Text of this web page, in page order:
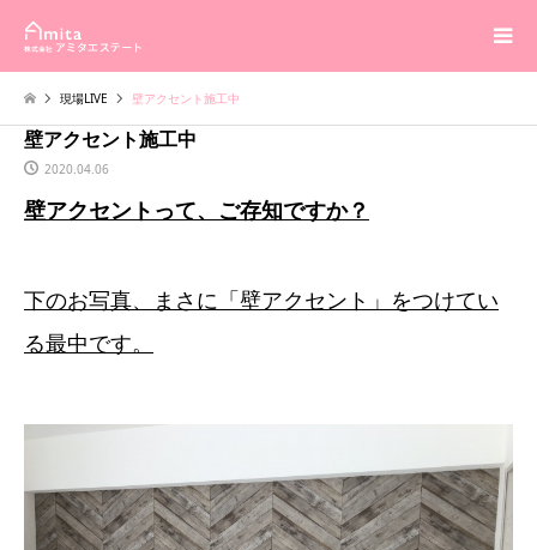
現場LIVE 壁アクセント施工中
壁アクセント施工中
2020.04.06
壁アクセントって、ご存知ですか？
下のお写真、まさに「壁アクセント」をつけてい
る最中です。